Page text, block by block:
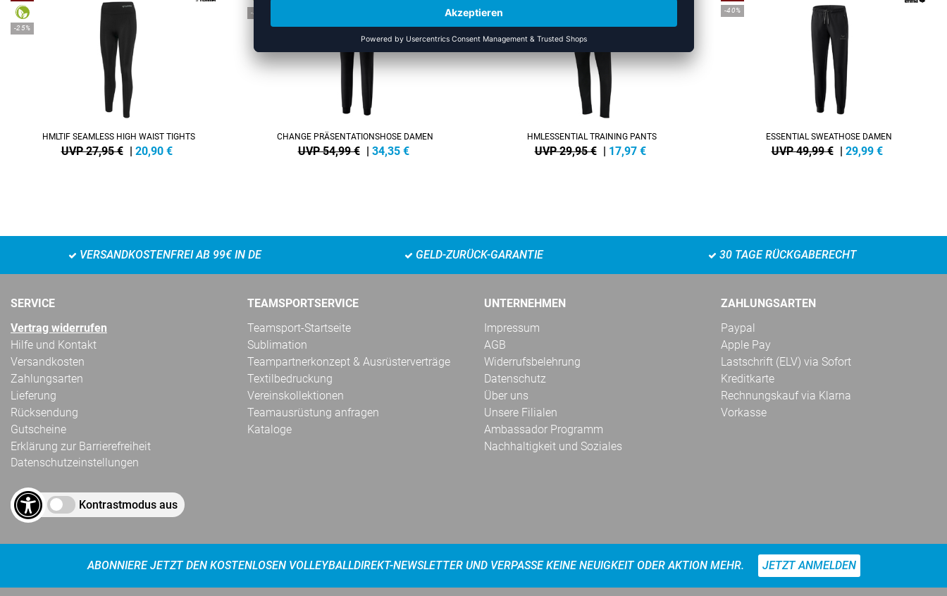
-25%
HMLTIF SEAMLESS HIGH WAIST TIGHTS
UVP 27,95 € | 20,90 €
-38%
CHANGE PRÄSENTATIONSHOSE DAMEN
UVP 54,99 € | 34,35 €
-40%
HMLESSENTIAL TRAINING PANTS
UVP 29,95 € | 17,97 €
-40%
ESSENTIAL SWEATHOSE DAMEN
UVP 49,99 € | 29,99 €
VERSANDKOSTENFREI AB 99€ IN DE GELD-ZURÜCK-GARANTIE 30 TAGE RÜCKGABERECHT
SERVICE
Vertrag widerrufen
Hilfe und Kontakt
Versandkosten
Zahlungsarten
Lieferung
Rücksendung
Gutscheine
Erklärung zur Barrierefreiheit
Datenschutzeinstellungen
Kontrastmodus aus
TEAMSPORTSERVICE
Teamsport-Startseite
Sublimation
Teampartnerkonzept & Ausrüsterverträge
Textilbedruckung
Vereinskollektionen
Teamausrüstung anfragen
Kataloge
UNTERNEHMEN
Impressum
AGB
Widerrufsbelehrung
Datenschutz
Über uns
Unsere Filialen
Ambassador Programm
Nachhaltigkeit und Soziales
ZAHLUNGSARTEN
Paypal
Apple Pay
Lastschrift (ELV) via Sofort
Kreditkarte
Rechnungskauf via Klarna
Vorkasse
ABONNIERE JETZT DEN KOSTENLOSEN VOLLEYBALLDIREKT-NEWSLETTER UND VERPASSE KEINE NEUIGKEIT ODER AKTION MEHR. JETZT ANMELDEN